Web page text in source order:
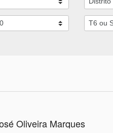
Oliveira Marques